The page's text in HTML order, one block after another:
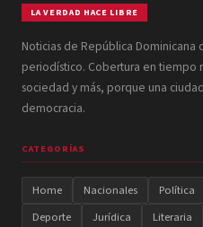
LA VERDAD HACE LIBRE
Noticias de República Dominicana
periodístico. Cobertura en tiempo
sociedad y más, porque una
democracia.
CATEGORÍAS
Home Nacionales Política
Deporte
Jurídica Literaria